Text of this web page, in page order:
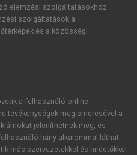
elemzési szolgáltatásokhoz
szolgáltatások a
és a közösségi
a felhasználó online
tevékenységek megismerésével a
jeleníthetnek meg, és
hány alkalommal láthat
más szervezetekkel és hirdetőkkel